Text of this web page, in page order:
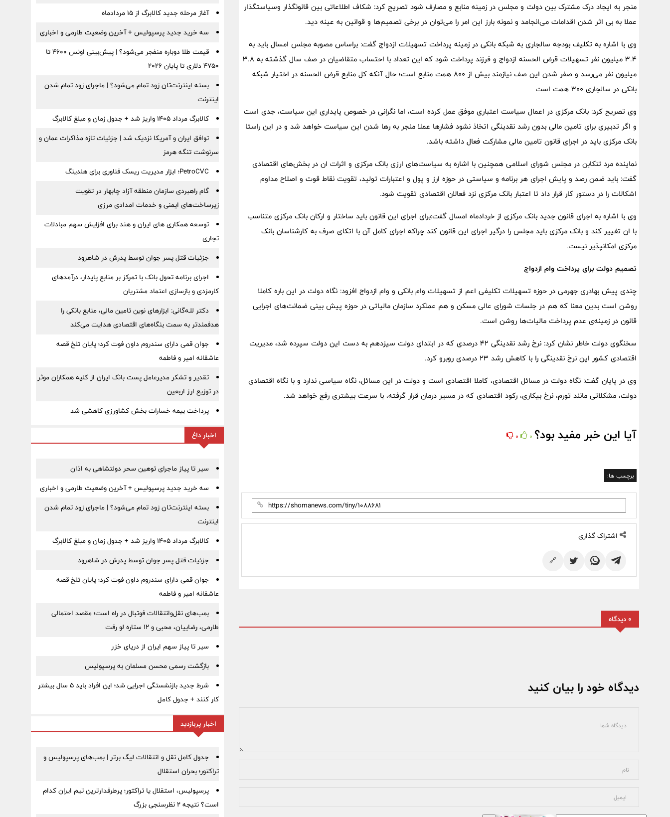
منجر به ایجاد درک مشترک بین دولت و مجلس در زمینه منابع و مصارف شود تصریح کرد: شکاف اطلاعاتی بین قانونگذار وسیاستگذار
عملا به بی اثر شدن اقدامات می‌انجامد و نمونه بارز این امر را می‌توان در برخی تصمیم‌ها و قوانین به عینه دید.
وی با اشاره به تکلیف بودجه سالجاری به شبکه بانکی در زمینه پرداخت تسهیلات ازدواج گفت: براساس مصوبه مجلس امسال باید به
۳.۴ میلیون نفر تسهیلات قرض الحسنه ازدواج و فرزند پرداخت شود که این تعداد با احتساب متقاضیان در صف سال گذشته به ۳.۸
میلیون نفر می‌رسد و صفر شدن این صف نیازمند بیش از ۸۰۰ همت منابع است؛ حال آنکه کل منابع قرض الحسنه در اختیار شبکه
بانکی در سالجاری ۳۰۰ همت است
وی تصریح کرد: بانک مرکزی در اعمال سیاست اعتباری موفق عمل کرده است، اما نگرانی در خصوص پایداری این سیاست، جدی است
و اگر تدبیری برای تامین مالی بدون رشد نقدینگی اتخاذ نشود فشار‌ها عملا منجر به رها شدن این سیاست خواهد شد و در این راستا
بانک مرکزی باید در اجرای قانون تامین مالی مشارکت فعال داشته باشد.
نماینده مرد تنکابن در مجلس شورای اسلامی همچنین با اشاره به سیاست‌های ارزی بانک مرکزی و اثرات ان در بخش‌های اقتصادی
گفت: باید ضمن رصد و پایش اجرای هر برنامه و سیاستی در حوزه ارز و پول و اعتبارات تولید، تقویت نقاط قوت و اصلاح مداوم
اشکالات را در دستور کار قرار داد تا اعتبار بانک مرکزی نزد فعالان اقتصادی تقویت شود.
وی با اشاره به اجرای قانون جدید بانک مرکزی از خردادماه امسال گفت:برای اجرای این قانون باید ساختار و ارکان بانک مرکزی متناسب
با ان تغییر کند و بانک مرکزی باید مجلس را درگیر اجرای این قانون کند چراکه اجرای کامل آن با اتکای صرف به کارشناسان بانک
مرکزی امکانپذیر نیست.
تصمیم دولت برای پرداخت وام ازدواج
چندی پیش بهادری جهرمی در حوزه تسهیلات تکلیفی اعم از تسهیلات وام بانکی و وام ازدواج افزود: نگاه دولت در این باره کاملا
روشن است بدین معنا که هم در جلسات شورای عالی مسکن و هم عملکرد سازمان مالیاتی در حوزه پیش بینی ضمانت‌های اجرایی
قانون در زمینه‌ی عدم پرداخت مالیات‌ها روشن است.
سخنگوی دولت خاطر نشان کرد: نرخ رشد نقدینگی ۴۲ درصدی که در ابتدای دولت سیزدهم به دست این دولت سپرده شد، مدیریت
اقتصادی کشور این نرخ نقدینگی را با کاهش رشد ۲۳ درصدی روبرو کرد.
وی در پایان گفت: نگاه دولت در مسائل اقتصادی، کاملا اقتصادی است و دولت در این مسائل، نگاه سیاسی ندارد و با نگاه اقتصادی
دولت، مشکلاتی مانند تورم، نرخ بیکاری، رکود اقتصادی که در مسیر درمان قرار گرفته، با سرعت بیشتری رفع خواهد شد.
آیا این خبر مفید بود؟ 0
0
برچسب ها:
اشتراک گذاری
🔗
0 دیدگاه
دیدگاه خود را بیان کنید
آغاز مرحله جدید کالابرگ از ۱۵ مردادماه
سه خرید جدید پرسپولیس + آخرین وضعیت طارمی و اخباری
قیمت طلا دوباره منفجر می‌شود؟ | پیش‌بینی اونس ۴۶۰۰ تا
۴۷۵۰ دلاری تا پایان ۲۰۲۶
بسته اینترنت‌تان زود تمام می‌شود؟ | ماجرای زود تمام شدن
اینترنت
کالابرگ مرداد ۱۴۰۵ واریز شد + جدول زمان و مبلغ کالابرگ
توافق ایران و آمریکا نزدیک شد | جزئیات تازه مذاکرات عمان و
سرنوشت تنگه هرمز
PetroCVC؛ ابزار مدیریت ریسک فناوری برای هلدینگ
گام راهبردی سازمان منطقه آزاد چابهار در تقویت
زیرساخت‌های ایمنی و خدمات امدادی مرزی
توسعه همکاری های ایران و هند برای افزایش سهم مبادلات
تجاری
جزئیات قتل پسر جوان توسط پدرش در شاهرود
اجرای برنامه تحول بانک با تمرکز بر منابع پایدار، درآمدهای
کارمزدی و بازسازی اعتماد مشتریان
دکتر للـه‌گانی: ابزارهای نوین تامین مالی، منابع بانکی را
هدفمندتر به سمت بنگاه‌های اقتصادی هدایت می‌کند
جوان قمی دارای سندروم داون فوت کرد؛ پایان تلخ قصه
عاشقانه امیر و فاطمه
تقدیر و تشکر مدیرعامل پست بانک ایران از کلیه همکاران موثر
در توزیع ارز اربعین
پرداخت بیمه خسارات بخش کشاورزی کاهشی شد
اخبار داغ
سیر تا پیاز ماجرای توهین سحر دولتشاهی به اذان
سه خرید جدید پرسپولیس + آخرین وضعیت طارمی و اخباری
بسته اینترنت‌تان زود تمام می‌شود؟ | ماجرای زود تمام شدن
اینترنت
کالابرگ مرداد ۱۴۰۵ واریز شد + جدول زمان و مبلغ کالابرگ
جزئیات قتل پسر جوان توسط پدرش در شاهرود
جوان قمی دارای سندروم داون فوت کرد؛ پایان تلخ قصه
عاشقانه امیر و فاطمه
بمب‌های نقل‌وانتقالات فوتبال در راه است؛ مقصد احتمالی
طارمی، رضاییان، محبی و ۱۲ ستاره لو رفت
سیر تا پیاز سهم ایران از دریای خزر
بازگشت رسمی محسن مسلمان به پرسپولیس
شرط جدید بازنشستگی اجرایی شد؛ این افراد باید ۵ سال بیشتر
کار کنند + جدول کامل
اخبار پربازدید
جدول کامل نقل و انتقالات لیگ برتر | بمب‌های پرسپولیس و
تراکتور؛ بحران استقلال
پرسپولیس، استقلال یا تراکتور؛ پرطرفدارترین تیم ایران کدام
است؟ نتیجه ۲ نظرسنجی بزرگ